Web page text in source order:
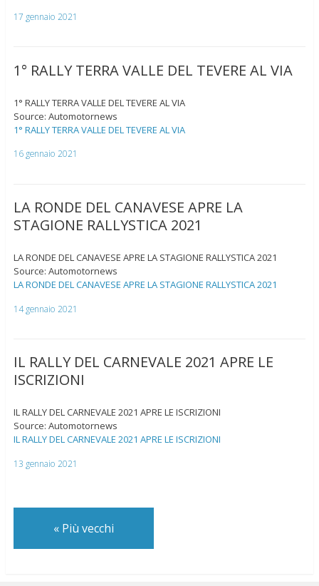
17 gennaio 2021
1° RALLY TERRA VALLE DEL TEVERE AL VIA
1° RALLY TERRA VALLE DEL TEVERE AL VIA
Source: Automotornews
1° RALLY TERRA VALLE DEL TEVERE AL VIA
16 gennaio 2021
LA RONDE DEL CANAVESE APRE LA
STAGIONE RALLYSTICA 2021
LA RONDE DEL CANAVESE APRE LA STAGIONE RALLYSTICA 2021
Source: Automotornews
LA RONDE DEL CANAVESE APRE LA STAGIONE RALLYSTICA 2021
14 gennaio 2021
IL RALLY DEL CARNEVALE 2021 APRE LE
ISCRIZIONI
IL RALLY DEL CARNEVALE 2021 APRE LE ISCRIZIONI
Source: Automotornews
IL RALLY DEL CARNEVALE 2021 APRE LE ISCRIZIONI
13 gennaio 2021
«Più vecchi